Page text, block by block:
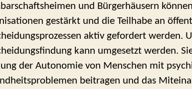
und Bürgerhäusern
gestärkt und die Teilhabe an
aktiv gefordert werden.
kann umgesetzt werden.
der Autonomie von Menschen mit
beitragen und das